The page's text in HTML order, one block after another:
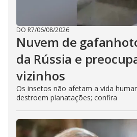
DO R7/06/08/2026
Nuvem de
da Rússia e
vizinhos
Os insetos não afetam a vida
destroem planatações; confira